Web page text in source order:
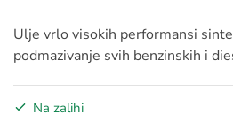
Ulje vrlo visokih performansi
podmazivanje svih benzinskih i
Na zalihi